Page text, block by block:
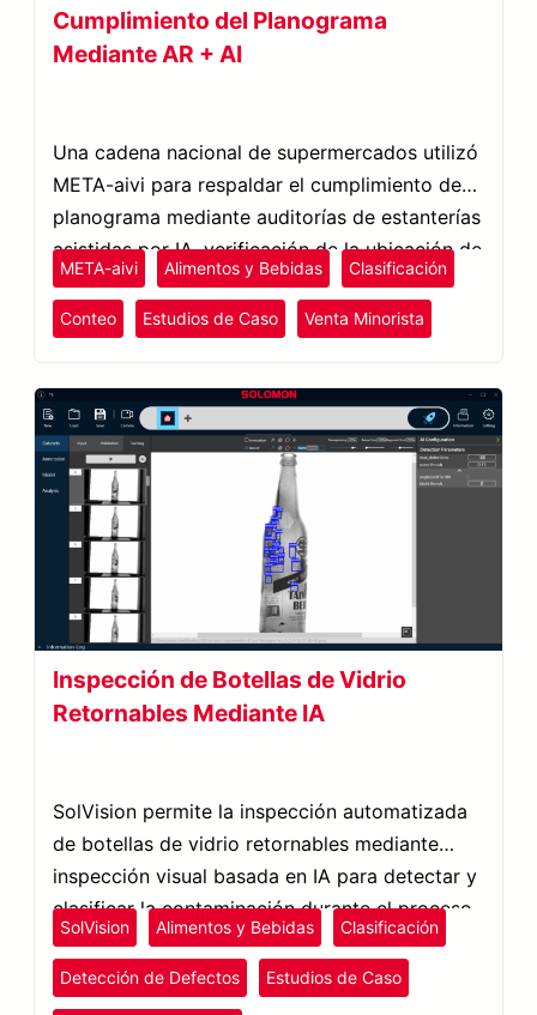
Cumplimiento del Planograma
Mediante AR + AI
Una cadena nacional de supermercados utilizó
META-aivi para respaldar el cumplimiento del
planograma mediante auditorías de estanterías
asistidas por IA, verificación de la ubicación de
productos, comprobación de etiquetas de
estantería y detección de faltantes de
META-aivi Alimentos y Bebidas Clasificación
Conteo Estudios de Caso Venta Minorista
Inspección de Botellas de Vidrio
Retornables Mediante IA
SolVision permite la inspección automatizada
de botellas de vidrio retornables mediante
inspección visual basada en IA para detectar y
clasificar la contaminación durante el proceso
de reutilización de botellas.
SolVision Alimentos y Bebidas Clasificación
Detección de Defectos Estudios de Caso